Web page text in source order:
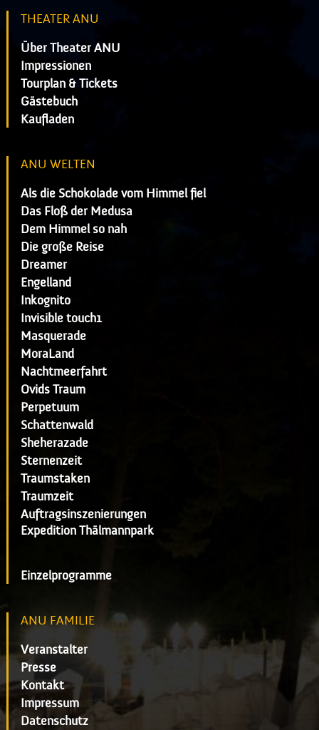
THEATER ANU
Über Theater ANU
Impressionen
Tourplan & Tickets
Gästebuch
Kaufladen
ANU WELTEN
Als die Schokolade vom Himmel fiel
Das Floß der Medusa
Dem Himmel so nah
Die große Reise
Dreamer
Engelland
Inkognito
Invisible touch1
Masquerade
MoraLand
Nachtmeerfahrt
Ovids Traum
Perpetuum
Schattenwald
Sheherazade
Sternenzeit
Traumstaken
Traumzeit
Auftragsinszenierungen
Expedition Thälmannpark
Einzelprogramme
ANU FAMILIE
Veranstalter
Presse
Kontakt
Impressum
Datenschutz